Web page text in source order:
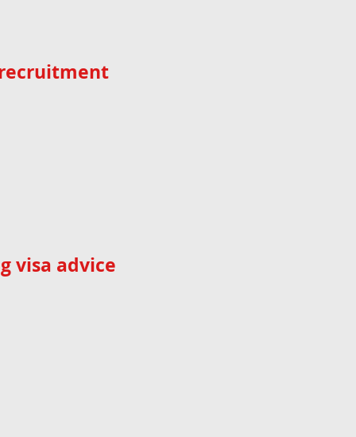
visa advice